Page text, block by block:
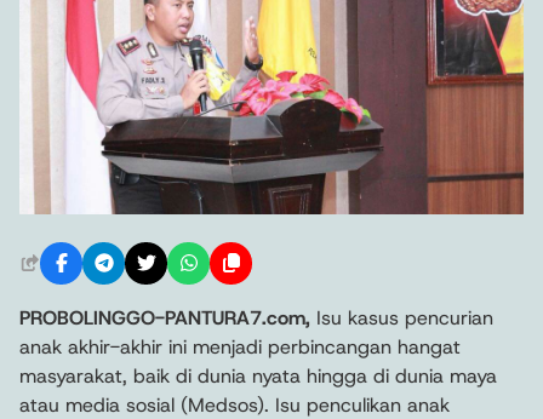
PROBOLINGGO-PANTURA7.com, Isu kasus pencurian
anak akhir-akhir ini menjadi perbincangan hangat
masyarakat, baik di dunia nyata hingga di dunia maya
atau media sosial (Medsos). Isu penculikan anak